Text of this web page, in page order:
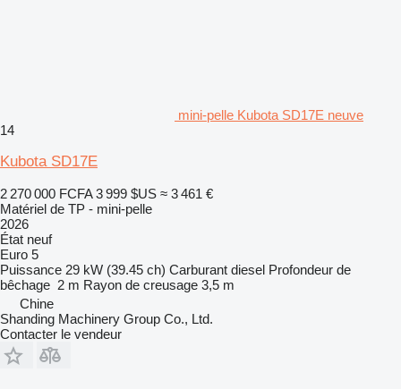
mini-pelle Kubota SD17E neuve
14
Kubota SD17E
2 270 000 FCFA 3 999 $US ≈ 3 461 €
Matériel de TP - mini-pelle
2026
État neuf
Euro 5
Puissance 29 kW (39.45 ch) Carburant diesel Profondeur de
bêchage 2 m Rayon de creusage 3,5 m
Chine
Shanding Machinery Group Co., Ltd.
Contacter le vendeur